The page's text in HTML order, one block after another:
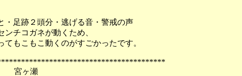
・足跡２頭分・逃げる音・警戒の声
チコガネが動くため、
もこもこ動くのがすごかったです。
ヶ瀬